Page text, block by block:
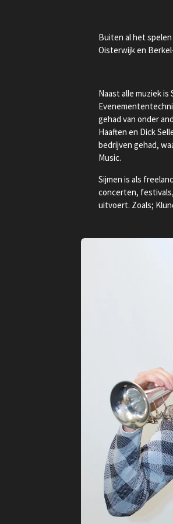
Buiten al het
Oisterwijk en
Naast alle muziek
gehad van onder
Haaften en Dick
bedrijven gehad,
Music.
Sijmen is als
concerten,
uitvoert. Zoals;